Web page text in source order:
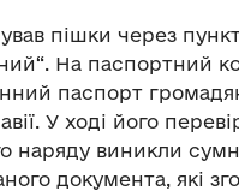
пішки через
На паспортний
паспорт
У ході його
наряду виникли
документа, які